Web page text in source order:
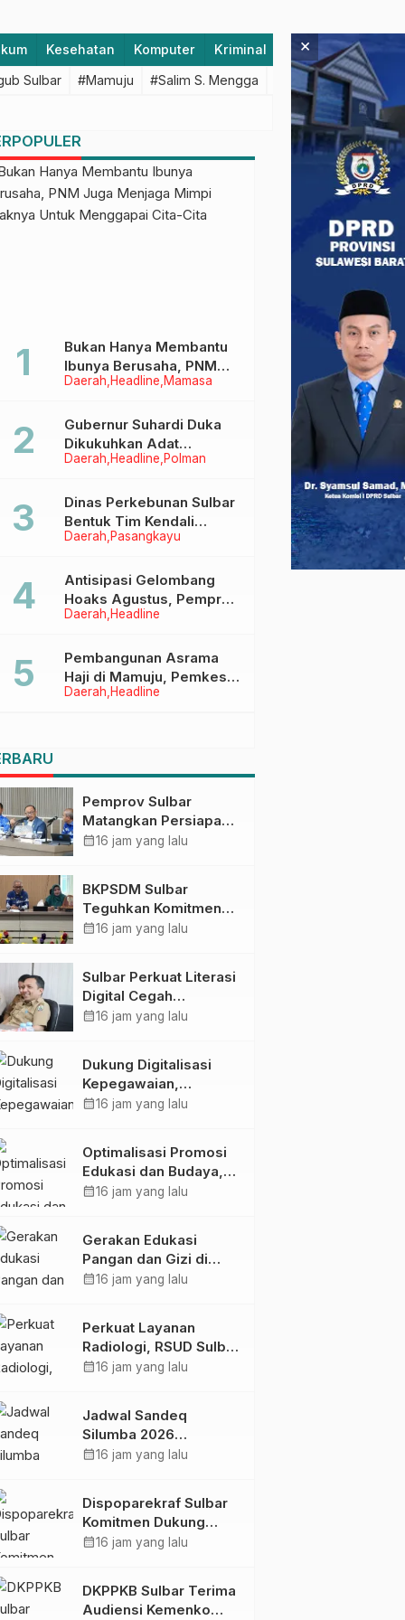
Kesehatan Komputer Kriminal Lifestyle
Sulbar #Mamuju #Salim S. Mengga #featured #Polda
Daerah Headline Mamasa
Bukan Hanya Membantu
Ibunya Berusaha, PNM
Juga Menjaga Mimpi
Menggapai Cita-Cita
Daerah Headline Polman
Gubernur Suhardi Duka
Dikukuhkan Adat
Balanipa, Raih Gelar Sulo
Daerah Pasangkayu
Dinas Perkebunan Sulbar
Bentuk Tim Kendali
Internal ICS untuk Dukung
di Pasangkayu
Daerah Headline
Antisipasi Gelombang
Hoaks Agustus, Pemprov
Sulbar Ajak Warga Jaga
Daerah Headline
Pembangunan Asrama
Haji di Mamuju, Pemkesra
dan Kementerian Haji
Pemprov Sulbar
Matangkan Persiapan
HUT Ke-81 RI, Puncak
calendar_month16 jam yang lalu
BKPSDM Sulbar
Teguhkan Komitmen
Pengembangan
Penandatanganan
Perjanjian Tugas
Belajar 2026
calendar_month16 jam yang lalu
Sulbar Perkuat Literasi
Digital Cegah
Kejahatan Love
calendar_month16 jam yang lalu
Dukung Digitalisasi
Kepegawaian,
DPMPTSP Sulbar Siap
calendar_month16 jam yang lalu
Optimalisasi Promosi
Edukasi dan Budaya,
Anjungan Provinsi
Bersama Sky World
TMII
calendar_month16 jam yang lalu
Gerakan Edukasi
Pangan dan Gizi di
Mamasa: Tingkatkan
dalam Pemenuhan Gizi
calendar_month16 jam yang lalu
Perkuat Layanan
Radiologi, RSUD Sulbar
Sambut Kembali dr. Iis
calendar_month16 jam yang lalu
Jadwal Sandeq
Silumba 2026
Disesuaikan,
Tetap Dimatangkan
calendar_month16 jam yang lalu
Dispoparekraf Sulbar
Komitmen Dukung
Penyusunan RAD
calendar_month16 jam yang lalu
DKPPKB Sulbar Terima
Audiensi Kemenko
×